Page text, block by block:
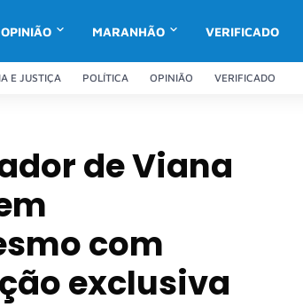
OPINIÃO MARANHÃO VERIFICADO
E JUSTIÇA POLÍTICA OPINIÃO VERIFICADO
de Viana
com
exclusiva